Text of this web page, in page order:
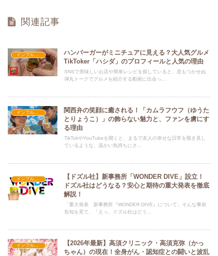
関連記事
インフルエンサー紹介
ハンバーガーがミニチュアに見える？大人気グルメ
TikToker「ハシダ」のプロフィールと人気の理由
SNSで美味しいお店や簡単レシピを探していると、息もつかせぬ
弾丸トークでグルメを紹介する動画に出会っ...
インフルエンサー紹介
関西弁の笑顔に癒される！「カムラフウフ（ゆうた
とりょうこ）」の飾らない魅力と、ファンを虜にす
る理由
TikTokやYouTubeを開くと、まるで友人の幸せな日常を覗き見し
ているような、温かい気持ちにさ...
インフルエンサー紹介
【ドズル社】新事務所「WONDER DIVE」設立！
ドズル社はどうなる？安心と期待の重大発表を徹底
解説！
「重大発表 新事務所『WONDER DIVE』について」そんな事前
告知を見て、「えっ、ドズル社はどう...
インフルエンサー紹介
【2026年最新】高須クリニック・高須克弥（かっ
ちゃん）の現在！全身がん・認知症との闘いと波乱